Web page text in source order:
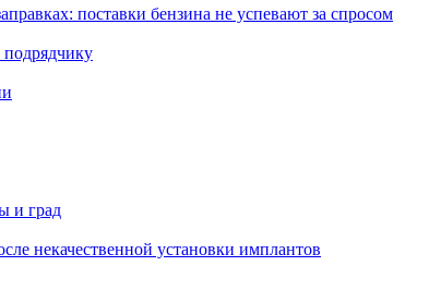
поставки бензина не успевают за спросом
подрядчику
и град
некачественной установки имплантов